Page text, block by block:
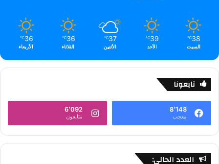
38
℃
السبت
39
℃
الأحد
37
℃
الأثنين
36
℃
الثلاثاء
36
℃
الأربعاء
تابعونا
8٬148
معجب
6٬092
متابعون
العدد الحالي: